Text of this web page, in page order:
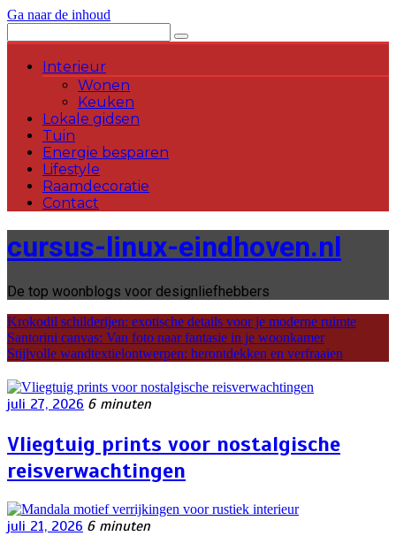
Ga naar de inhoud
Interieur
Wonen
Keuken
Lokale gidsen
Tuin
Energie besparen
Lifestyle
Raamdecoratie
Contact
cursus-linux-eindhoven.nl
De top woonblogs voor designliefhebbers
Krokodil schilderijen: exotische details voor je moderne ruimte
Santorini canvas: Van foto naar fantasie in je woonkamer
Stijlvolle wandtextielontwerpen: herontdekken en verfraaien
juli 27, 2026 6 minuten
Vliegtuig prints voor nostalgische
reisverwachtingen
juli 21, 2026 6 minuten